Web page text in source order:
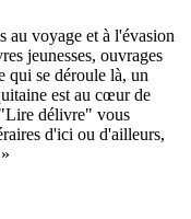
voyage et à l'évasion
jeunesses, ouvrages
se déroule là, un
est au cœur de
délivre" vous
d'ici ou d'ailleurs,